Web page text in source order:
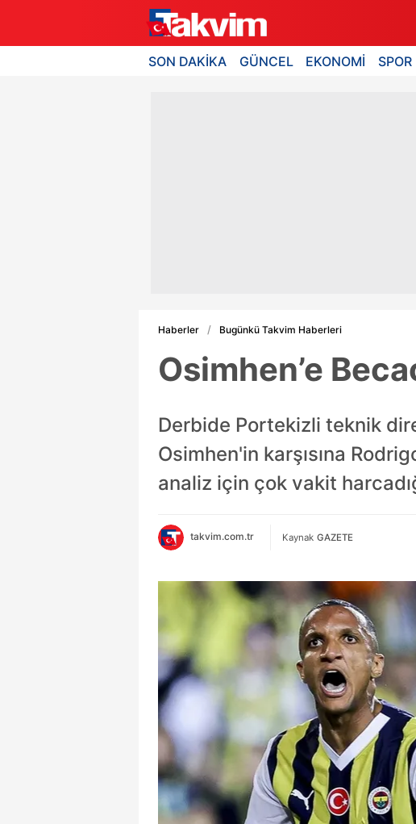
SON DAKİKA GÜNCEL EKONOMİ SPOR
Haberler Bugünkü Takvim Haberleri
Osimhen’e
Derbide Portekizli teknik
Osimhen'in karşısına
analiz için çok vakit
takvim.com.tr Kaynak GAZETE